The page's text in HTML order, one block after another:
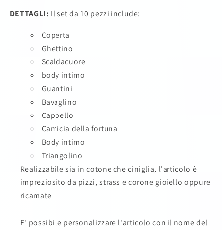
DETTAGLI: Il set da 10 pezzi include:
Coperta
Ghettino
Scaldacuore
body intimo
Guantini
Bavaglino
Cappello
Camicia della fortuna
Body intimo
Triangolino
Realizzabile sia in cotone che ciniglia, l'articolo è
impreziosito da pizzi, strass e corone gioiello oppure
ricamate
E' possibile personalizzare l'articolo con il nome del